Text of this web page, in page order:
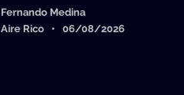
Fernando Medina
Aire Rico • 06/08/2026